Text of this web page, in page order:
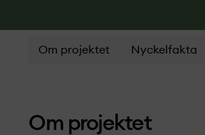
Om projektet Nyckelfakta
Om projekt­et